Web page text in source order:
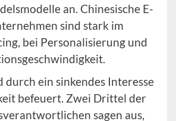
an. Chinesische E-
sind stark im
bei Personalisierung und
durch ein sinkendes Interesse
befeuert. Zwei Drittel der
sagen aus,